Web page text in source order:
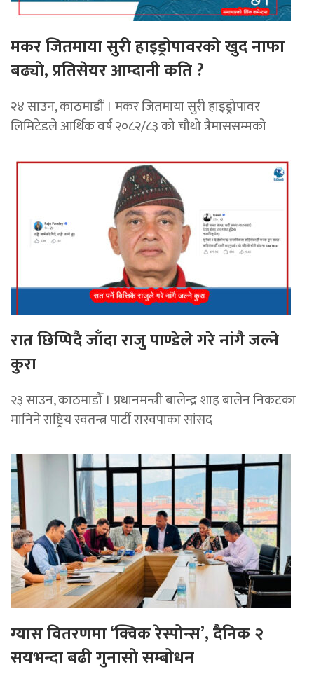
मकर जितमाया सुरी हाइड्रोपावरको खुद नाफा
बढ्यो, प्रतिसेयर आम्दानी कति ?
२४ साउन, काठमाडौं । मकर जितमाया सुरी हाइड्रोपावर
लिमिटेडले आर्थिक वर्ष २०८२/८३ को चौथो त्रैमाससम्मको
रात छिप्पिदै जाँदा राजु पाण्डेले गरे नांगै जल्ने
कुरा
२३ साउन, काठमाडौँ । प्रधानमन्त्री बालेन्द्र शाह बालेन निकटका
मानिने राष्ट्रिय स्वतन्त्र पार्टी रास्वपाका सांसद
ग्यास वितरणमा ‘क्विक रेस्पोन्स’, दैनिक २
सयभन्दा बढी गुनासो सम्बोधन